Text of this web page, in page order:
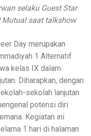
selaku Guest Star
Mutual saat talkshow
Day merupakan
1 Alternatif
kelas IX dalam
Diharapkan, dengan
sekolah lanjutan
potensi diri
Kegiatan ini
1 hari di halaman